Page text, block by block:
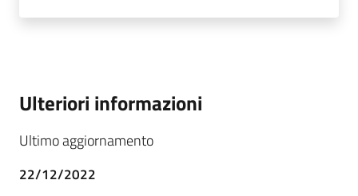
Ulteriori informazioni
Ultimo aggiornamento
22/12/2022